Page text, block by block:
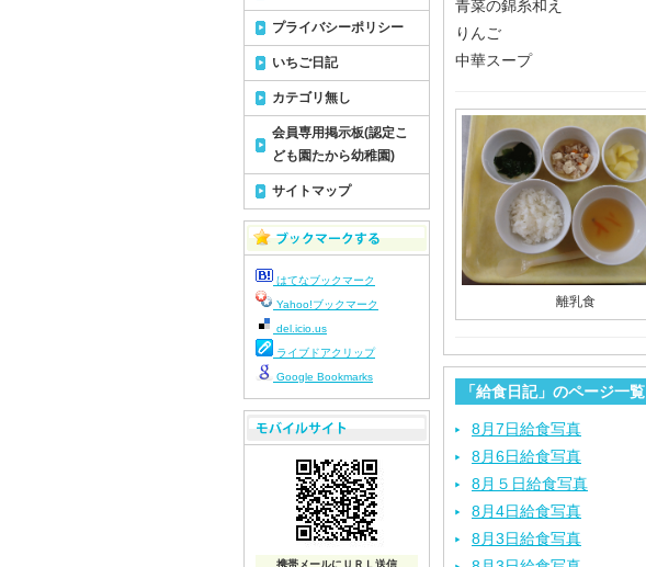
青菜の錦糸和え
りんご
中華スープ
離乳食
「給食日記」のページ一覧
8月7日給食写真
8月6日給食写真
8月５日給食写真
8月4日給食写真
8月3日給食写真
プライバシーポリシー
いちご日記
カテゴリ無し
会員専用掲示板(認定こ
ども園たから幼稚園)
サイトマップ
はてなブックマーク
Yahoo!ブックマーク
del.icio.us
ライブドアクリップ
Google Bookmarks
携帯メールにＵＲＬ送信